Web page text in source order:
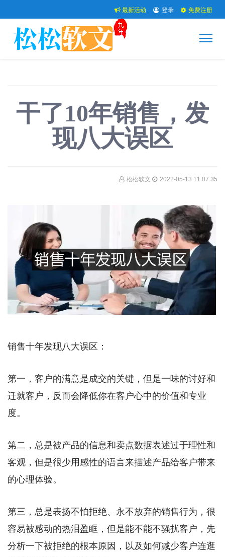
最新活动 登录 免费注册
干了10年销售，发
现八大误区
松松软文 2022-05-13 11:07:35
销售十年发现八大误区：
第一，客户的满意是成交的关键，但是一味的讨好和
迁就客户，反而会降低你在客户心中的价值和专业
度。
第二，总是被产品的信息和卖点数据表述过于理性和
客观，但是很少用感性的语言来描述产品给客户带来
的心理体验。
第三，总是表扬不怕拒绝、永不放弃的销售行为，很
容易被感动的热泪盈眶，但是能不能不骚扰客户，先
分析一下被拒绝的根本原因，以及如何减少客户连逛